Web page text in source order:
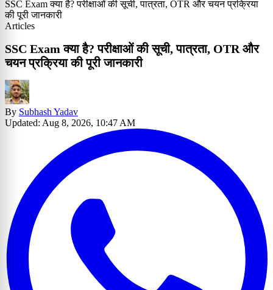
SSC Exam क्या है? परीक्षाओं की सूची, पात्रता, OTR और चयन प्रक्रिया
की पूरी जानकारी
Articles
SSC Exam क्या है? परीक्षाओं की सूची, पात्रता, OTR और
चयन प्रक्रिया की पूरी जानकारी
By Subhash Yadav
Updated: Aug 8, 2026, 10:47 AM